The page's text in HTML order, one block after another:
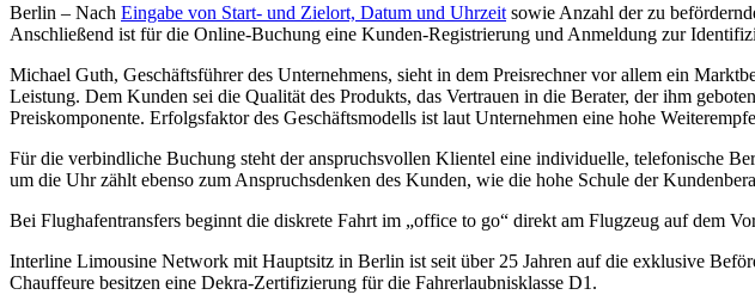
Berlin – Nach Eingabe von Start- und Zielort, Datum und Uhrzeit sowie Anzahl der zu
Anschließend ist für die Online-Buchung eine Kunden-Registrierung und Anmeldung zur
Michael Guth, Geschäftsführer des Unternehmens, sieht in dem Preisrechner vor allem ein
Leistung. Dem Kunden sei die Qualität des Produkts, das Vertrauen in die Berater, der ihm
Preiskomponente. Erfolgsfaktor des Geschäftsmodells ist laut Unternehmen eine hohe
Für die verbindliche Buchung steht der anspruchsvollen Klientel eine individuelle, telefonische
um die Uhr zählt ebenso zum Anspruchsdenken des Kunden, wie die hohe Schule der
Bei Flughafentransfers beginnt die diskrete Fahrt im „office to go“ direkt am Flugzeug auf dem
Interline Limousine Network mit Hauptsitz in Berlin ist seit über 25 Jahren auf die exklusive
Chauffeure besitzen eine Dekra-Zertifizierung für die Fahrerlaubnisklasse D1.